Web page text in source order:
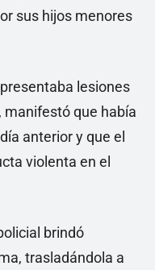
sus hijos menores
lesiones
manifestó que había
anterior y que el
violenta en el
brindó
trasladándola a